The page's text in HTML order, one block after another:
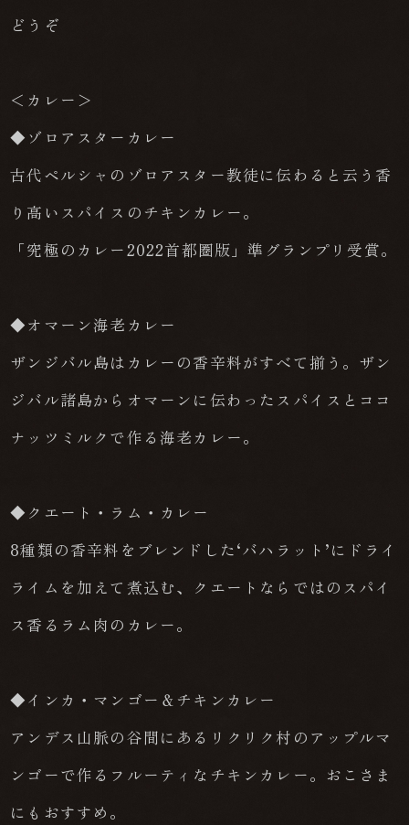
どうぞ
＜カレー＞
◆ゾロアスターカレー
古代ペルシャのゾロアスター教徒に伝わると云う香
り高いスパイスのチキンカレー。
「究極のカレー2022首都圏版」準グランプリ受賞。
◆オマーン海老カレー
ザンジバル島はカレーの香辛料がすべて揃う。ザン
ジバル諸島からオマーンに伝わったスパイスとココ
ナッツミルクで作る海老カレー。
◆クエート・ラム・カレー
8種類の香辛料をブレンドした‘バハラット’にドライ
ライムを加えて煮込む、クエートならではのスパイ
ス香るラム肉のカレー。
◆インカ・マンゴー＆チキンカレー
アンデス山脈の谷間にあるリクリク村のアップルマ
ンゴーで作るフルーティなチキンカレー。おこさま
にもおすすめ。